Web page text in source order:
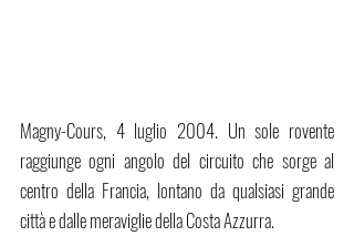
Magny-Cours, 4 luglio 2004. Un sole rovente
raggiunge ogni angolo del circuito che sorge al
centro della Francia, lontano da qualsiasi grande
città e dalle meraviglie della Costa Azzurra.